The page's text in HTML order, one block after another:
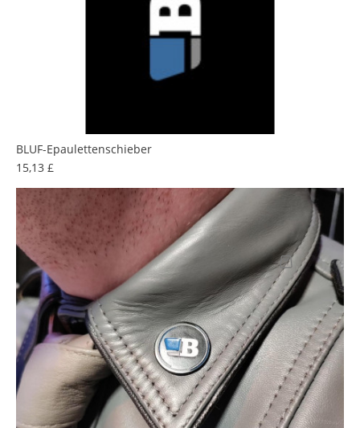
BLUF-Epaulettenschieber
15,13 £